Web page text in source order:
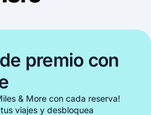
premio con
& More con cada reserva!
viajes y desbloquea